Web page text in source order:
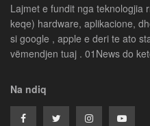
Lajmet e fundit nga teknologjia
keqe) hardware, aplikacione,
si google , apple e deri te ato
vëmendjen tuaj . 01News do
Na ndiq